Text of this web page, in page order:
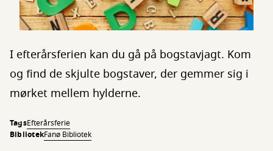
I efterårsferien kan du gå på bogstavjagt. Kom
og find de skjulte bogstaver, der gemmer sig i
mørket mellem hylderne.
TagsEfterårsferie
BibliotekFanø Bibliotek